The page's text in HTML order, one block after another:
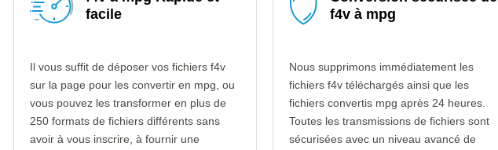
facile
Il vous suffit de déposer vos fichiers f4v
sur la page pour les convertir en mpg, ou
vous pouvez les transformer en plus de
250 formats de fichiers différents sans
avoir à vous inscrire, à fournir une
f4v à mpg
Nous supprimons immédiatement les
fichiers f4v téléchargés ainsi que les
fichiers convertis mpg après 24 heures.
Toutes les transmissions de fichiers sont
sécurisées avec un niveau avancé de